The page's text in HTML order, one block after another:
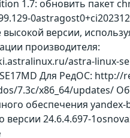
1.7: обновить пакет
высокой версии,
производителя:
astra-linux-
Для РедОС: http://
7.3c/x86_64/updates/
обеспечения
версии 24.6.4.697-